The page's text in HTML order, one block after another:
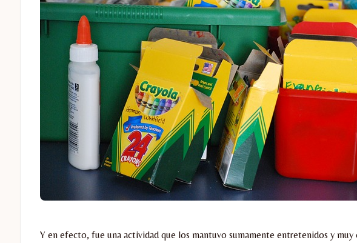
Y en efecto, fue una actividad que los mantuvo sumamente entretenidos y muy